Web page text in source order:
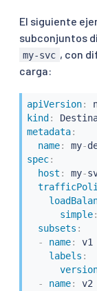
El siguiente
subconjuntos
my-svc , con
carga:
apiVersion:
kind :
metadata:
name: my-
spec:
host : my-
simple:
subsets :
-
name:
v1
labels :
-
name:
v2